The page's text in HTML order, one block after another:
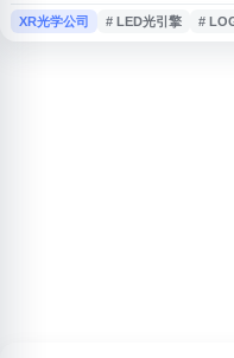
生产和销售，产品涵盖全反射
影视拍摄照明设备、光束灯/舞
XR光学公司 # LED光引擎 #